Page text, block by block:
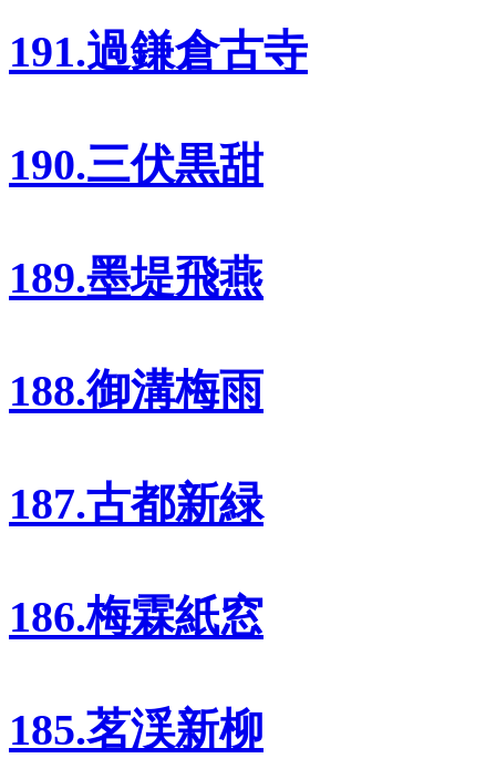
191.過鎌倉古寺
190.三伏黒甜
189.墨堤飛燕
188.御溝梅雨
187.古都新緑
186.梅霖紙窓
185.茗渓新柳